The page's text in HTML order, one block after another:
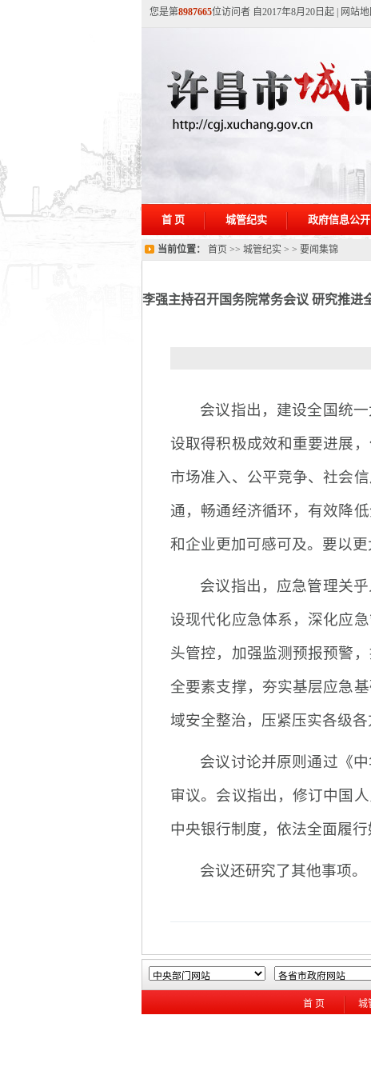
您是第8987665位访问者 自2017年8月20日起 网站地
首 页 城管纪实 政府信息公开
当前位置： 首页 >> 城管纪实 > > 要闻集锦
李强主持召开国务院常务会议 研究推进
会议指出，建设全国统
设取得积极成效和重要进展
市场准入、公平竞争、社会
通，畅通经济循环，有效降
和企业更加可感可及。要以
会议指出，应急管理关
设现代化应急体系，深化应
头管控，加强监测预报预警
全要素支撑，夯实基层应急
域安全整治，压紧压实各级
会议讨论并原则通过《
审议。会议指出，修订中国
中央银行制度，依法全面履行
会议还研究了其他事项。
首 页 城